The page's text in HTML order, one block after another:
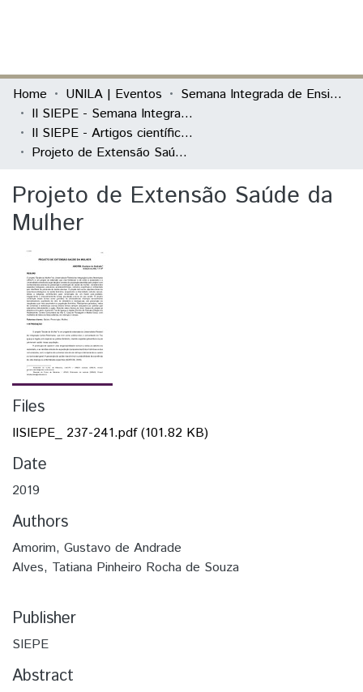
Communities & Collections
All of DSpace
Statistics
Home UNILA | Eventos
Semana Integrada de Ensino, Pesquisa e Extensão (SIEPE)
II SIEPE - Semana Integrada de Ensino, Pesquisa e Extensão
II SIEPE - Artigos científicos
Projeto de Extensão Saúde da Mulher
Projeto de Extensão Saúde da
Mulher
Files
IISIEPE_ 237-241.pdf(101.82 KB)
Date
2019
Authors
Amorim, Gustavo de Andrade
Alves, Tatiana Pinheiro Rocha de Souza
Publisher
SIEPE
Abstract